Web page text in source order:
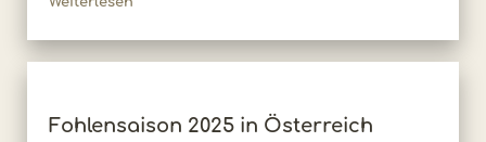
Fohlensaison 2025 in Österreich